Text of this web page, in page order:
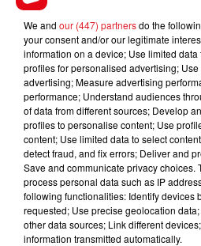
Cet élément est masqué
du dépôt de cookies que
vous souhaitez l'afficher,
votre accord en
Afficher
We and our (447) partnersdo the
your consent and/or our legitimate
information on a device; Use limited
profiles for personalised advertising;
advertising; Measure advertising
performance; Understand audiences
of data from different sources; Develop
profiles to personalise content; Use
content; Use limited data to select
detect fraud, and fix errors; Deliver and
Save and communicate privacy choices.
process personal data such as IP
following functionalities: Identify devices
requested; Use precise geolocation
other data sources; Link different
information transmitted automatically.